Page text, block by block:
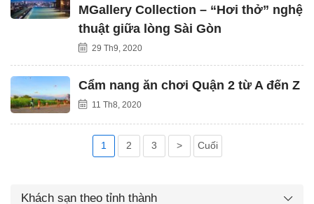
MGallery Collection – “Hơi thở” nghệ
thuật giữa lòng Sài Gòn
29 Th9, 2020
Cẩm nang ăn chơi Quận 2 từ A đến Z
11 Th8, 2020
1 2 3 > Cuối
Khách sạn theo tỉnh thành